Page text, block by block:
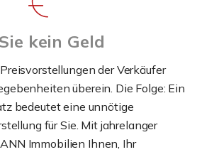
kein Geld
der Verkäufer
überein. Die Folge: Ein
bedeutet eine unnötige
für Sie. Mit jahrelanger
Immobilien Ihnen, Ihr